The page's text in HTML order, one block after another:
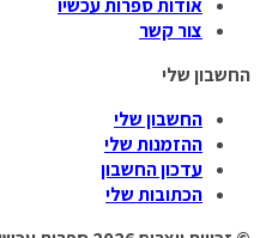
אודות ספרות עכשיו
צור קשר
החשבון שלי
החשבון שלי
ההזמנות שלי
עדכון החשבון
הכתובות שלי